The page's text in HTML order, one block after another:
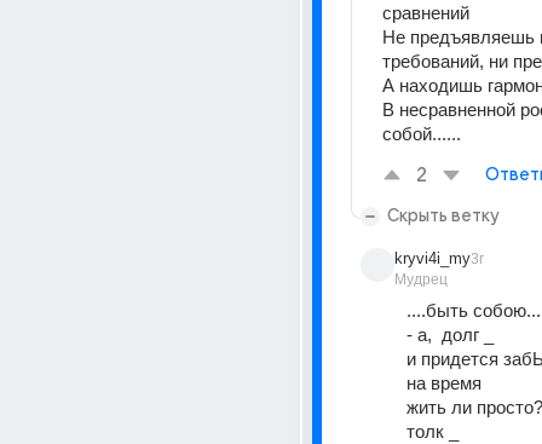
сравнений
Не предъявляешь
требований, ни
А находишь
В несравненной
собой......
2
Скрыть ветку
kryvi4i_my
Мудрец
3г
....быть
- а,  долг _
и придется
на время
жить ли
толк _